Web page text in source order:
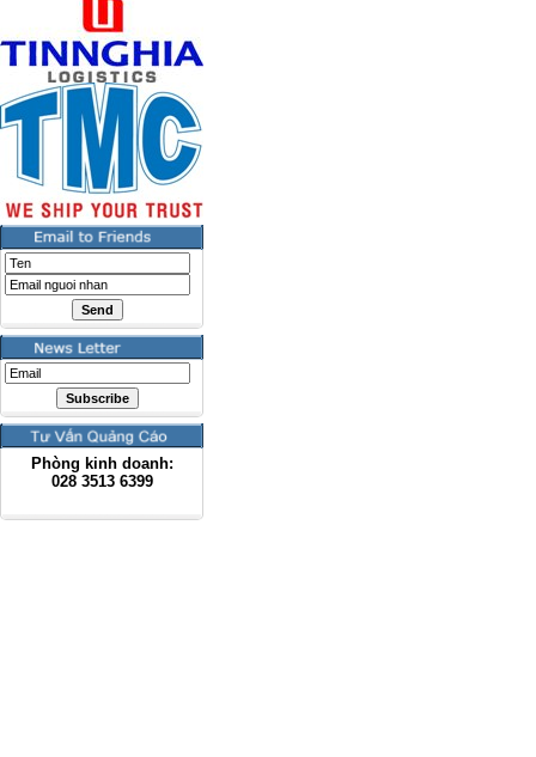
Phòng kinh doanh:
028 3513 6399